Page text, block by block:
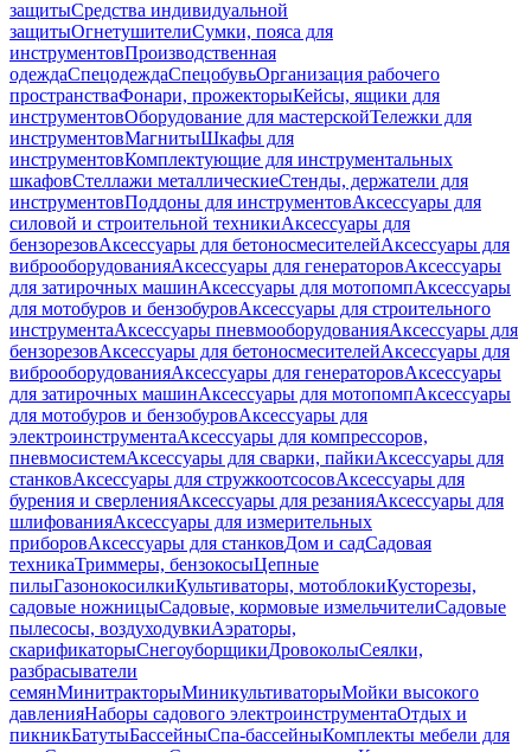
защитыСредства индивидуальной
защитыОгнетушителиСумки, пояса для
инструментовПроизводственная
одеждаСпецодеждаСпецобувьОрганизация рабочего
пространстваФонари, прожекторыКейсы, ящики для
инструментовОборудование для мастерскойТележки для
инструментовМагнитыШкафы для
инструментовКомплектующие для инструментальных
шкафовСтеллажи металлическиеСтенды, держатели для
инструментовПоддоны для инструментовАксессуары для
силовой и строительной техникиАксессуары для
бензорезовАксессуары для бетоносмесителейАксессуары для
виброоборудованияАксессуары для генераторовАксессуары
для затирочных машинАксессуары для мотопомпАксессуары
для мотобуров и бензобуровАксессуары для строительного
инструментаАксессуары пневмооборудованияАксессуары для
бензорезовАксессуары для бетоносмесителейАксессуары для
виброоборудованияАксессуары для генераторовАксессуары
для затирочных машинАксессуары для мотопомпАксессуары
для мотобуров и бензобуровАксессуары для
электроинструментаАксессуары для компрессоров,
пневмосистемАксессуары для сварки, пайкиАксессуары для
станковАксессуары для стружкоотсосовАксессуары для
бурения и сверленияАксессуары для резанияАксессуары для
шлифованияАксессуары для измерительных
приборовАксессуары для станковДом и садСадовая
техникаТриммеры, бензокосыЦепные
пилыГазонокосилкиКультиваторы, мотоблокиКусторезы,
садовые ножницыСадовые, кормовые измельчителиСадовые
пылесосы, воздуходувкиАэраторы,
скарификаторыСнегоуборщикиДровоколыСеялки,
разбрасыватели
семянМинитракторыМиникультиваторыМойки высокого
давленияНаборы садового электроинструментаОтдых и
пикникБатутыБассейныСпа-бассейныКомплекты мебели для